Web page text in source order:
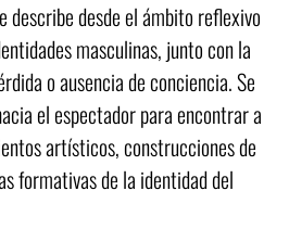
describe desde el ámbito reflexivo
masculinas, junto con la
o ausencia de conciencia. Se
el espectador para encontrar a
artísticos, construcciones de
formativas de la identidad del